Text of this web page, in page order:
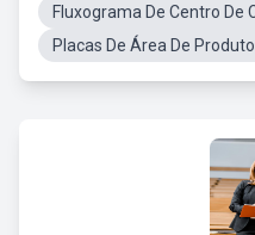
Fluxograma De Centro De
Placas De Área De